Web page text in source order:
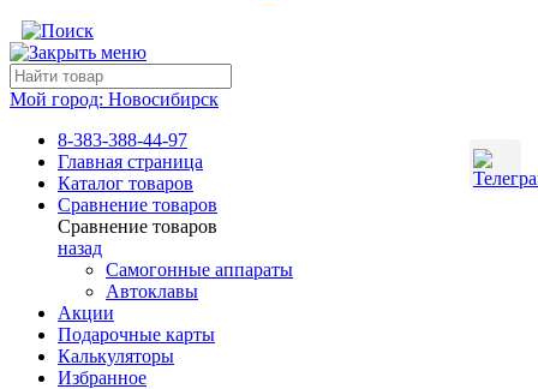
Мой город: Новосибирск
8-383-388-44-97
Главная страница
Каталог товаров
Сравнение товаров
Сравнение товаров
назад
Самогонные аппараты
Автоклавы
Акции
Подарочные карты
Калькуляторы
Избранное